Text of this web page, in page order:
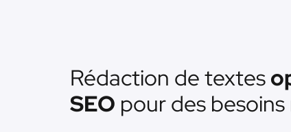
Rédaction de textes
SEO pour des